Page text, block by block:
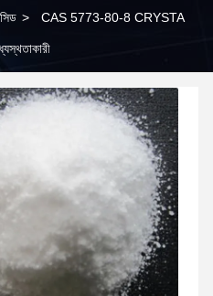
> CAS 5773-80-8 CRYSTA